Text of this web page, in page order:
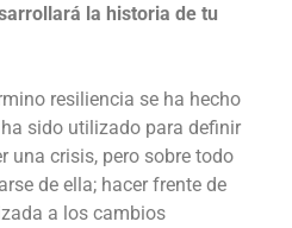
la historia de tu
resiliencia se ha hecho
sido utilizado para definir
una crisis, pero sobre todo
de ella; hacer frente de
a los cambios